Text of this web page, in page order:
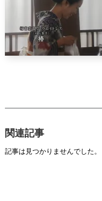
関連記事
記事は見つかりませんでした。